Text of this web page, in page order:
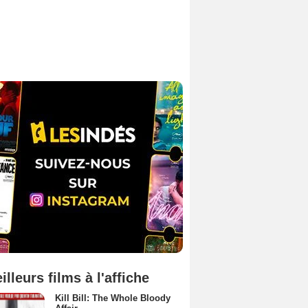
films à l'affiche
Kill Bill: The Whole Bloody